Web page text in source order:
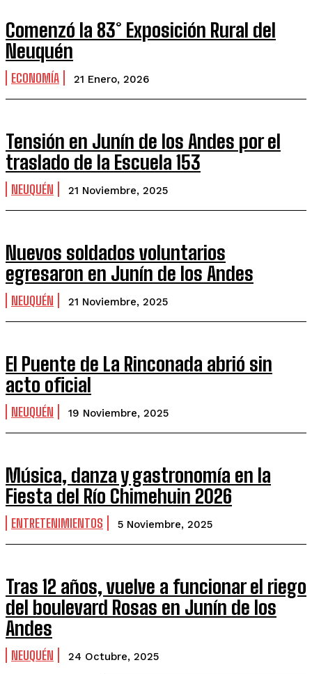
Comenzó la 83° Exposición Rural del
Neuquén
ECONOMÍA 21 Enero, 2026
Tensión en Junín de los Andes por el
traslado de la Escuela 153
NEUQUÉN 21 Noviembre, 2025
Nuevos soldados voluntarios
egresaron en Junín de los Andes
NEUQUÉN 21 Noviembre, 2025
El Puente de La Rinconada abrió sin
acto oficial
NEUQUÉN 19 Noviembre, 2025
Música, danza y gastronomía en la
Fiesta del Río Chimehuin 2026
ENTRETENIMIENTOS 5 Noviembre, 2025
Tras 12 años, vuelve a funcionar el riego
del boulevard Rosas en Junín de los
Andes
NEUQUÉN 24 Octubre, 2025